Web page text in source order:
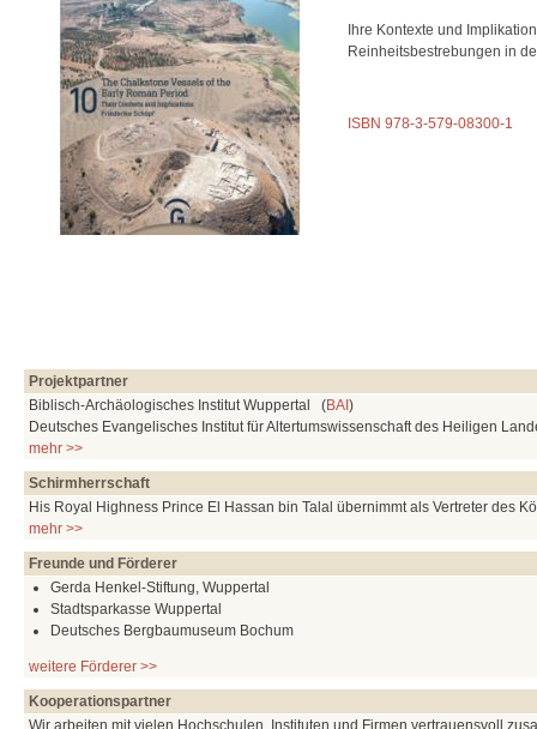
Ihre Kontexte und
Reinheitsbestrebungen in
ISBN 978-3-579-08300-1
Projektpartner
Biblisch-Archäologisches Institut Wuppertal (BAI)
Deutsches Evangelisches Institut für Altertumswissenschaft des Heiligen
mehr >>
Schirmherrschaft
His Royal Highness Prince El Hassan bin Talal übernimmt als Vertreter des
mehr >>
Freunde und Förderer
Gerda Henkel-Stiftung, Wuppertal
Stadtsparkasse Wuppertal
Deutsches Bergbaumuseum Bochum
weitere Förderer >>
Kooperationspartner
Wir arbeiten mit vielen Hochschulen, Instituten und Firmen vertrauensvoll